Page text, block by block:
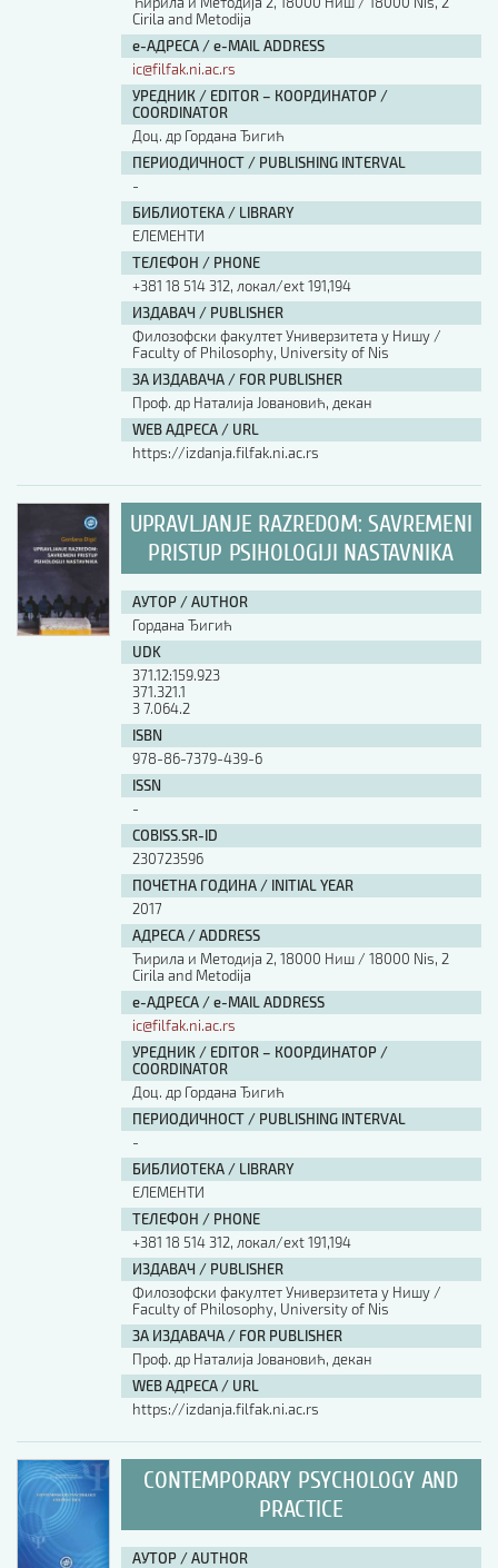
Cirila and Metodija
е-АДРЕСА / e-MAIL ADDRESS
ic@filfak.ni.ac.rs
УРЕДНИК / EDITOR – КООРДИНАТОР /
COORDINATOR
Доц. др Гордана Ђигић
ПЕРИОДИЧНОСТ / PUBLISHING INTERVAL
-
БИБЛИОТЕКА / LIBRARY
ЕЛЕМЕНТИ
ТЕЛЕФОН / PHONE
+381 18 514 312, локал/ext 191,194
ИЗДАВАЧ / PUBLISHER
Филозофски факултет Универзитета у Нишу /
Faculty of Philosophy, University of Nis
ЗА ИЗДАВАЧА / FOR PUBLISHER
Проф. др Наталија Јовановић, декан
WEB АДРЕСА / URL
https://izdanja.filfak.ni.ac.rs
UPRAVLJANJE RAZREDOM: SAVREMENI
PRISTUP PSIHOLOGIJI NASTAVNIKA
АУТОР / AUTHOR
Гордана Ђигић
UDK
371.12:159.923
371.321.1
3 7.064.2
ISBN
978-86-7379-439-6
ISSN
-
COBISS.SR-ID
230723596
ПОЧЕТНА ГОДИНА / INITIAL YEAR
2017
АДРЕСА / ADDRESS
Ћирила и Методија 2, 18000 Ниш / 18000 Nis, 2
Cirila and Metodija
е-АДРЕСА / e-MAIL ADDRESS
ic@filfak.ni.ac.rs
УРЕДНИК / EDITOR – КООРДИНАТОР /
COORDINATOR
Доц. др Гордана Ђигић
ПЕРИОДИЧНОСТ / PUBLISHING INTERVAL
-
БИБЛИОТЕКА / LIBRARY
ЕЛЕМЕНТИ
ТЕЛЕФОН / PHONE
+381 18 514 312, локал/ext 191,194
ИЗДАВАЧ / PUBLISHER
Филозофски факултет Универзитета у Нишу /
Faculty of Philosophy, University of Nis
ЗА ИЗДАВАЧА / FOR PUBLISHER
Проф. др Наталија Јовановић, декан
WEB АДРЕСА / URL
https://izdanja.filfak.ni.ac.rs
CONTEMPORARY PSYCHOLOGY AND
PRACTICE
АУТОР / AUTHOR